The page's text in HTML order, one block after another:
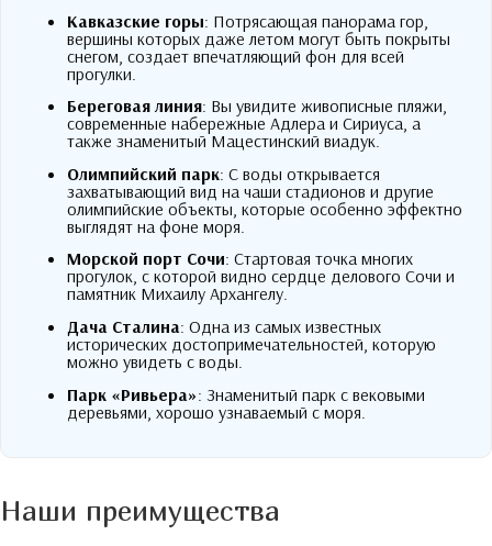
Кавказские горы: Потрясающая панорама гор,
вершины которых даже летом могут быть покрыты
снегом, создает впечатляющий фон для всей
прогулки.
Береговая линия: Вы увидите живописные пляжи,
современные набережные Адлера и Сириуса, а
также знаменитый Мацестинский виадук.
Олимпийский парк: С воды открывается
захватывающий вид на чаши стадионов и другие
олимпийские объекты, которые особенно эффектно
выглядят на фоне моря.
Морской порт Сочи: Стартовая точка многих
прогулок, с которой видно сердце делового Сочи и
памятник Михаилу Архангелу.
Дача Сталина: Одна из самых известных
исторических достопримечательностей, которую
можно увидеть с воды.
Парк «Ривьера»: Знаменитый парк с вековыми
деревьями, хорошо узнаваемый с моря.
Наши преимущества